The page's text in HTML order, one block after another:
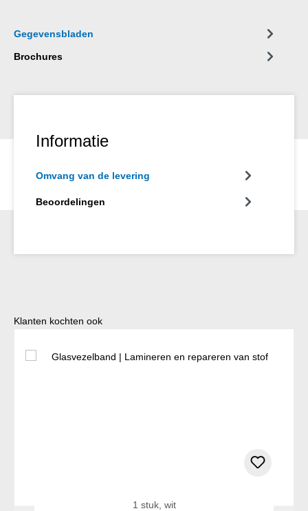
Gegevensbladen
Brochures
Informatie
Omvang van de levering
Beoordelingen
Productgalerij overslaan
Klanten kochten ook
1 stuk, wit